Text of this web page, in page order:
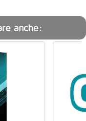
anche: